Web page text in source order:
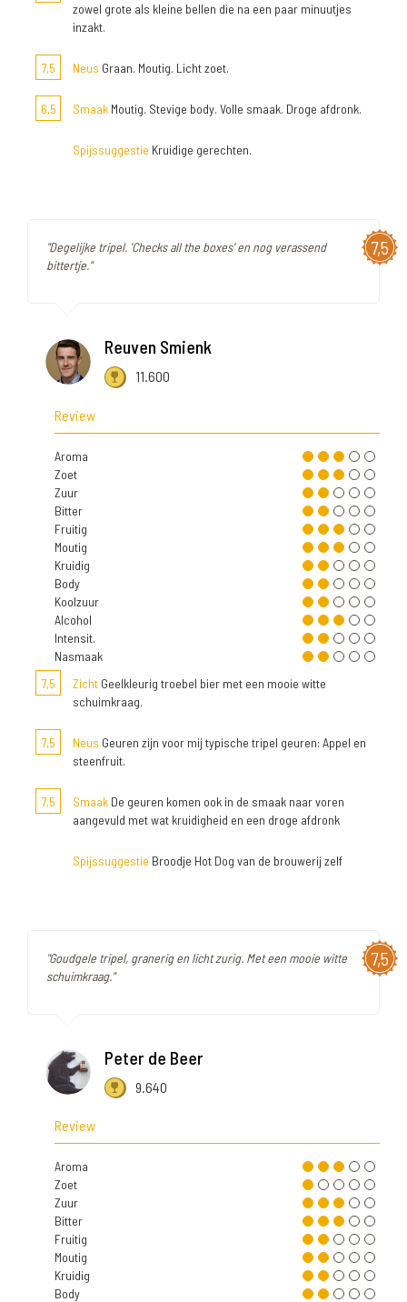
zowel grote als kleine bellen die na een paar minuutjes
inzakt.
7,5 Neus Graan. Moutig. Licht zoet.
6,5 Smaak Moutig. Stevige body. Volle smaak. Droge afdronk.
Spijssuggestie Kruidige gerechten.
7,5
"Degelijke tripel. 'Checks all the boxes' en nog verassend
bittertje."
Reuven Smienk
11.600
Review
Aroma
Zoet
Zuur
Bitter
Fruitig
Moutig
Kruidig
Body
Koolzuur
Alcohol
Intensit.
Nasmaak
7,5
Zicht Geelkleurig troebel bier met een mooie witte
schuimkraag.
7,5 Neus Geuren zijn voor mij typische tripel geuren: Appel en
steenfruit.
7,5 Smaak De geuren komen ook in de smaak naar voren
aangevuld met wat kruidigheid en een droge afdronk
Spijssuggestie Broodje Hot Dog van de brouwerij zelf
7,5
"Goudgele tripel, granerig en licht zurig. Met een mooie witte
schuimkraag."
Peter de Beer
9.640
Review
Aroma
Zoet
Zuur
Bitter
Fruitig
Moutig
Kruidig
Body